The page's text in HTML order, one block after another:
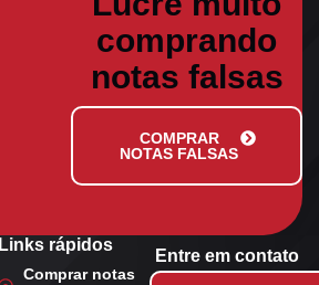
comprando
notas falsas
COMPRAR
NOTAS FALSAS
Links rápidos
Comprar notas
Entre em contato